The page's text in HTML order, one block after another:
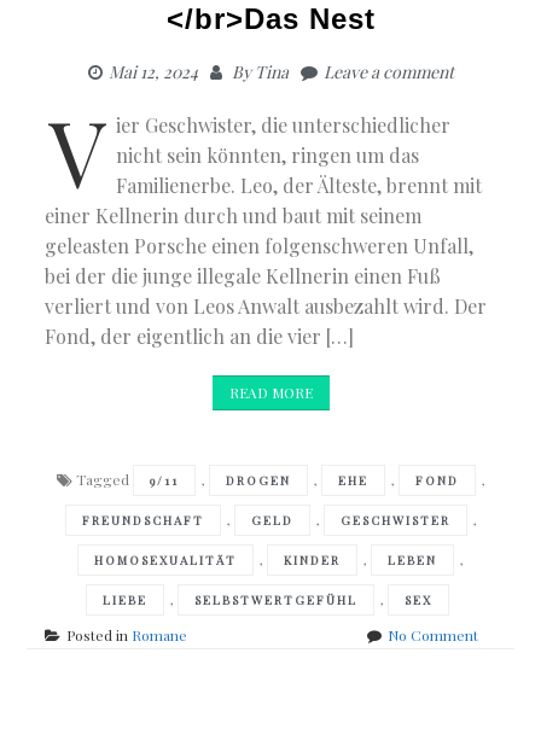
</br>Das Nest
Mai 12, 2024 ByTina Leave a comment
V ier Geschwister, die unterschiedlicher
nicht sein könnten, ringen um das
Familienerbe. Leo, der Älteste, brennt mit
einer Kellnerin durch und baut mit seinem
geleasten Porsche einen folgenschweren Unfall,
bei der die junge illegale Kellnerin einen Fuß
verliert und von Leos Anwalt ausbezahlt wird. Der
Fond, der eigentlich an die vier […]
READ MORE
Tagged 9/11 , DROGEN , EHE , FOND ,
FREUNDSCHAFT , GELD , GESCHWISTER ,
HOMOSEXUALITÄT , KINDER , LEBEN ,
LIEBE , SELBSTWERTGEFÜHL , SEX
Posted in Romane No Commenton